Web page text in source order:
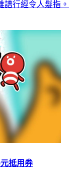
行經令人髮指。
抵用券